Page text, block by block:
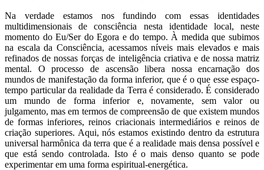
Na verdade estamos nos fundindo com essas identidades
multidimensionais de consciência nesta identidade local, neste
momento do Eu/Ser do Egora e do tempo. À medida que subimos
na escala da Consciência, acessamos níveis mais elevados e mais
refinados de nossas forças de inteligência criativa e de nossa matriz
mental. O processo de ascensão libera nossa encarnação dos
mundos de manifestação da forma inferior, que é o que esse espaço-
tempo particular da realidade da Terra é considerado. É considerado
um mundo de forma inferior e, novamente, sem valor ou
julgamento, mas em termos de compreensão de que existem mundos
de formas inferiores, reinos criacionais intermediários e reinos de
criação superiores. Aqui, nós estamos existindo dentro da estrutura
universal harmônica da terra que é a realidade mais densa possível e
que está sendo controlada. Isto é o mais denso quanto se pode
experimentar em uma forma espiritual-energética.